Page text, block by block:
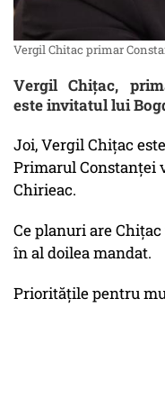
Vergil Chitac primar
Vergil Chițac,
este invitatul lui
Joi, Vergil Chițac
Primarul Constanței
Chirieac.
Ce planuri are
în al doilea mandat.
Prioritățile pentru